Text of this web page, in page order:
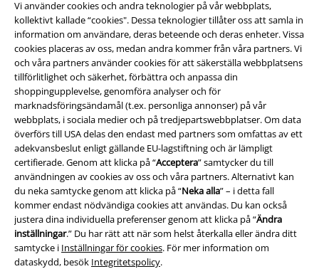
Vi använder cookies och andra teknologier på vår webbplats,
kollektivt kallade “cookies". Dessa teknologier tillåter oss att samla in
information om användare, deras beteende och deras enheter. Vissa
cookies placeras av oss, medan andra kommer från våra partners. Vi
och våra partners använder cookies för att säkerställa webbplatsens
tillförlitlighet och säkerhet, förbättra och anpassa din
shoppingupplevelse, genomföra analyser och för
marknadsföringsändamål (t.ex. personliga annonser) på vår
webbplats, i sociala medier och på tredjepartswebbplatser. Om data
överförs till USA delas den endast med partners som omfattas av ett
adekvansbeslut enligt gällande EU-lagstiftning och är lämpligt
certifierade. Genom att klicka på “Acceptera” samtycker du till
användningen av cookies av oss och våra partners. Alternativt kan
du neka samtycke genom att klicka på “Neka alla” – i detta fall
kommer endast nödvändiga cookies att användas. Du kan också
justera dina individuella preferenser genom att klicka på “Ändra
inställningar.” Du har rätt att när som helst återkalla eller ändra ditt
samtycke i Inställningar för cookies. För mer information om
dataskydd, besök Integritetspolicy.
A Warner Music Group Company